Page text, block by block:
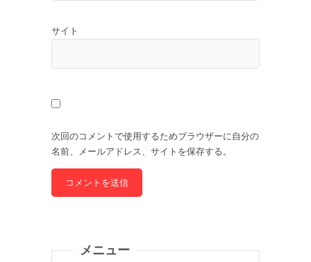
サイト
次回のコメントで使用するためブラウザーに自分の
名前、メールアドレス、サイトを保存する。
メニュー